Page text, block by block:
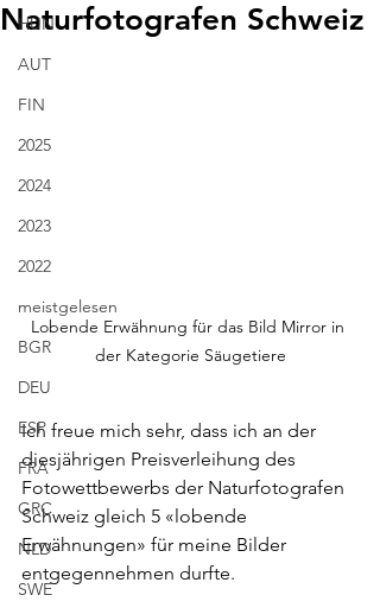
HUN
AUT
FIN
2025
2024
2023
2022
meistgelesen
BGR
DEU
ESP
FRA
GRC
NLD
SWE
Naturfotografen Schweiz
Lobende Erwähnung für das Bild Mirror in
der Kategorie Säugetiere
Ich freue mich sehr, dass ich an der
diesjährigen Preisverleihung des
Fotowettbewerbs der Naturfotografen
Schweiz gleich 5 «lobende
Erwähnungen» für meine Bilder
entgegennehmen durfte.